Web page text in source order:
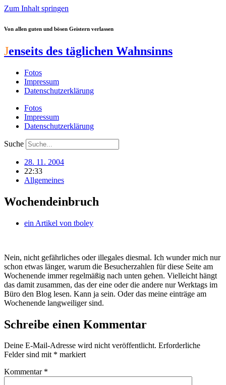
Zum Inhalt springen
Von allen guten und bösen Geistern verlassen
Jenseits des täglichen Wahnsinns
Fotos
Impressum
Datenschutzerklärung
Fotos
Impressum
Datenschutzerklärung
Suche
28. 11. 2004
22:33
Allgemeines
Wochendeinbruch
ein Artikel von tboley
Nein, nicht gefährliches oder illegales diesmal. Ich wunder mich nur
schon etwas länger, warum die Besucherzahlen für diese Seite am
Wochenende immer regelmäßig nach unten gehen. Vielleicht hängt
das damit zusammen, das der eine oder die andere nur Werktags im
Büro den Blog lesen. Kann ja sein. Oder das meine einträge am
Wochenende langweiliger sind.
Schreibe einen Kommentar
Deine E-Mail-Adresse wird nicht veröffentlicht. Erforderliche
Felder sind mit * markiert
Kommentar *